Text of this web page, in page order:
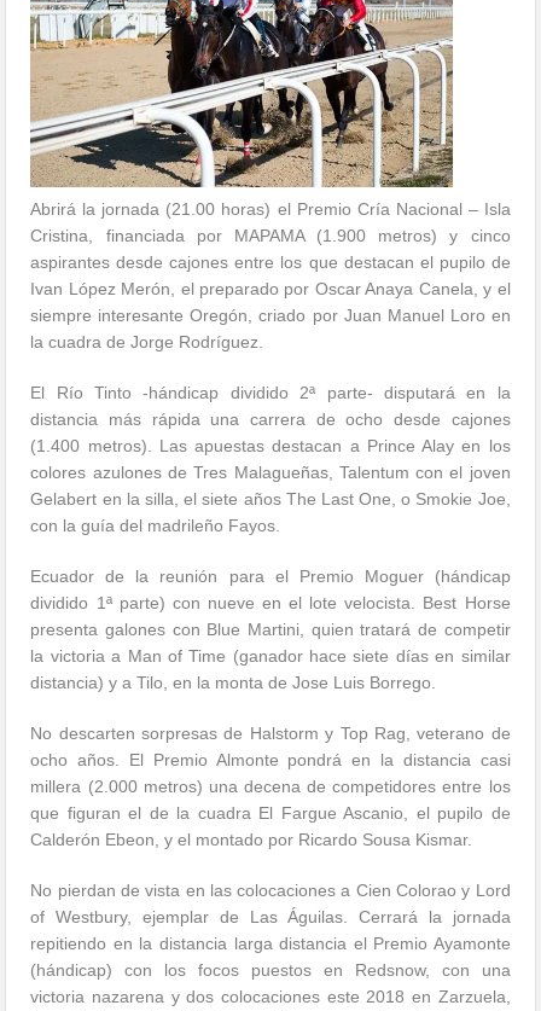
Abrirá la jornada (21.00 horas) el Premio Cría Nacional – Isla
Cristina, financiada por MAPAMA (1.900 metros) y cinco
aspirantes desde cajones entre los que destacan el pupilo de
Ivan López Merón, el preparado por Oscar Anaya Canela, y el
siempre interesante Oregón, criado por Juan Manuel Loro en
la cuadra de Jorge Rodríguez.
El Río Tinto -hándicap dividido 2ª parte- disputará en la
distancia más rápida una carrera de ocho desde cajones
(1.400 metros). Las apuestas destacan a Prince Alay en los
colores azulones de Tres Malagueñas, Talentum con el joven
Gelabert en la silla, el siete años The Last One, o Smokie Joe,
con la guía del madrileño Fayos.
Ecuador de la reunión para el Premio Moguer (hándicap
dividido 1ª parte) con nueve en el lote velocista. Best Horse
presenta galones con Blue Martini, quien tratará de competir
la victoria a Man of Time (ganador hace siete días en similar
distancia) y a Tilo, en la monta de Jose Luis Borrego.
No descarten sorpresas de Halstorm y Top Rag, veterano de
ocho años. El Premio Almonte pondrá en la distancia casi
millera (2.000 metros) una decena de competidores entre los
que figuran el de la cuadra El Fargue Ascanio, el pupilo de
Calderón Ebeon, y el montado por Ricardo Sousa Kismar.
No pierdan de vista en las colocaciones a Cien Colorao y Lord
of Westbury, ejemplar de Las Águilas. Cerrará la jornada
repitiendo en la distancia larga distancia el Premio Ayamonte
(hándicap) con los focos puestos en Redsnow, con una
victoria nazarena y dos colocaciones este 2018 en Zarzuela,